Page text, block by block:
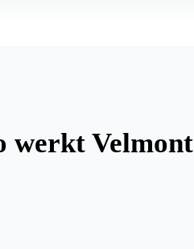
werkt Velmont